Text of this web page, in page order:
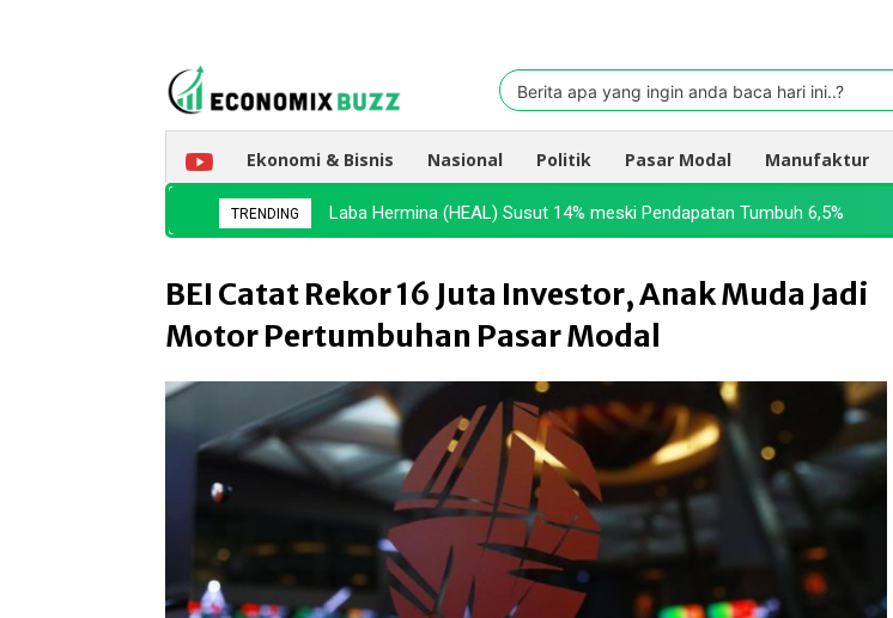
Pasaroleh TradingView
Berita apa yang ingin anda baca hari ini..?
Ekonomi & Bisnis Nasional Politik Pasar Modal Manufaktur
TRENDING Laba Hermina (HEAL) Susut 14% meski Pendapatan Tumbuh 6,5%
BEI Catat Rekor 16 Juta Investor, Anak Muda Jadi
Motor Pertumbuhan Pasar Modal